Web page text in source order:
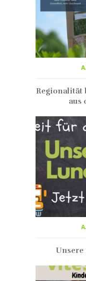
Regionalität
aus
Unsere